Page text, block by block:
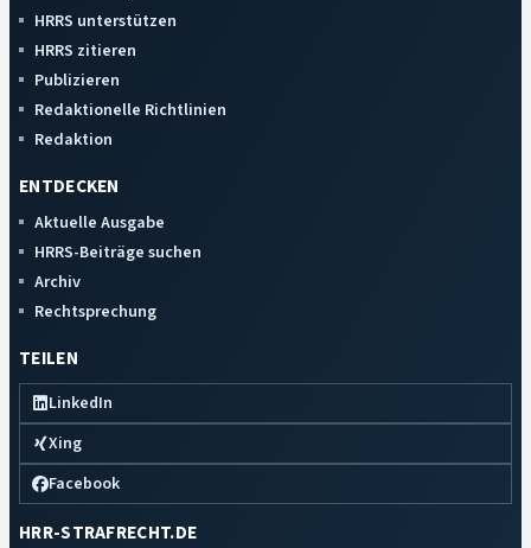
HRRS unterstützen
HRRS zitieren
Publizieren
Redaktionelle Richtlinien
Redaktion
ENTDECKEN
Aktuelle Ausgabe
HRRS-Beiträge suchen
Archiv
Rechtsprechung
TEILEN
LinkedIn
Xing
Facebook
HRR-STRAFRECHT.DE